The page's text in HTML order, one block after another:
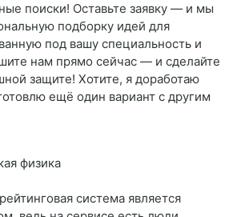
поиски! Оставьте заявку — и мы
подборку идей для
под вашу специальность и
нам прямо сейчас — и сделайте
защите! Хотите, я доработаю
ещё один вариант с другим
система является